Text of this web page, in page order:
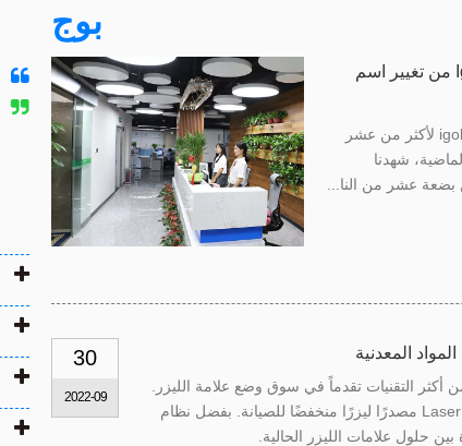
بوج
إشعار Igoldencnc من تغيير اسم
أعزائي الأصدقاء. تم تطوير igoldencnc لأكثر من عشر
شهدنا
عشر من النا...
30
2022-09
المعدنية
أكثر التقنيات تقدماً في سوق وضع علامة الليزر.
تعتمد آلات علامات Laser Laser Hispeed مصدرًا ليزرًا منخفضًا للصيانة. بفضل نظام
حلول علامات الليزر الحالية.